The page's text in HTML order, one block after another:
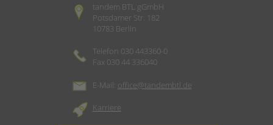
tandem BTL gGmbH
Potsdamer Str. 182
10783 Berlin
Telefon 030 443360-0
Fax 030 44 336040
E-Mail: office@tandembtl.de
Karriere